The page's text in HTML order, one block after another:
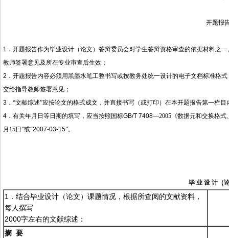
开题报
1 ． 开题报告作为毕业设计（论文）答辩委员会对学生答辩资格审查的依据材料之
教师签署意见及所在专业审查后生效；
2 ．开题报告内容必须用黑墨水笔工整书写或按教务处统一设计的电子文档标准格
交给指导教师签署意见；
3．“文献综述”应按论文的格式成文，并直接书写（或打印）在本开题报告第一栏
4．有关年月日等日期的填写，应当按照国标GB/T 7408—2005《数据元和交换格式
月 15日”或“2007-03-15”。
毕 业 设 计（
1．结合毕业设计（论文）课题情况，根据所查阅的文献资料，
每人撰写
2000字左右的文献综述：
摘 要